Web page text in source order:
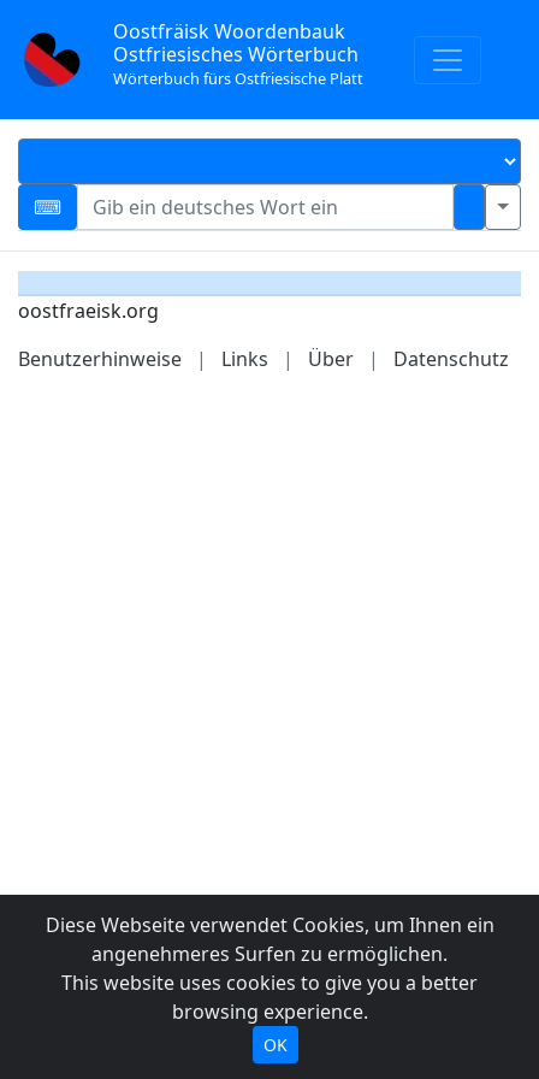
Oostfräisk Woordenbauk
Ostfriesisches Wörterbuch
Wörterbuch fürs Ostfriesische Platt
oostfraeisk.org
Benutzerhinweise
| Links | Über | Datenschutz
Diese Webseite verwendet Cookies, um Ihnen ein
angenehmeres Surfen zu ermöglichen.
This website uses cookies to give you a better
browsing experience.
OK